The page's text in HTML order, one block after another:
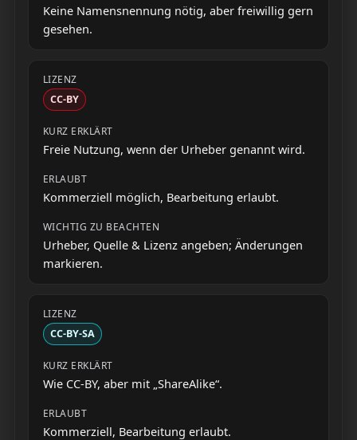
Keine Namensnennung nötig, aber freiwillig gern
gesehen.
CC-BY
Freie Nutzung, wenn der Urheber genannt wird.
Kommerziell möglich, Bearbeitung erlaubt.
Urheber, Quelle & Lizenz angeben; Änderungen
markieren.
CC-BY-SA
Wie CC-BY, aber mit „ShareAlike“.
Kommerziell, Bearbeitung erlaubt.